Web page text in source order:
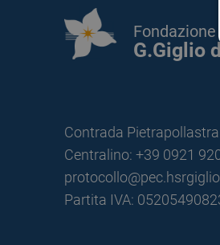
Fondazione
G.Giglio
Contrada
Centralino: +39 0921
Partita IVA: